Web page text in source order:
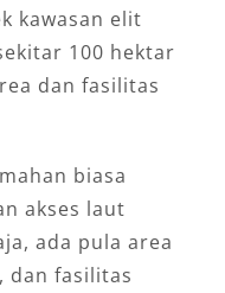
kawasan elit
100 hektar
dan fasilitas
biasa
akses laut
ada pula area
dan fasilitas